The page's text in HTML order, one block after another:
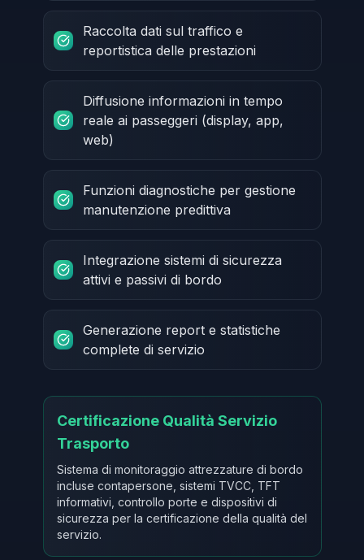
Raccolta dati sul traffico e
reportistica delle prestazioni
Diffusione informazioni in tempo
reale ai passeggeri (display, app,
web)
Funzioni diagnostiche per gestione
manutenzione predittiva
Integrazione sistemi di sicurezza
attivi e passivi di bordo
Generazione report e statistiche
complete di servizio
Certificazione Qualità Servizio
Trasporto
Sistema di monitoraggio attrezzature di bordo
incluse contapersone, sistemi TVCC, TFT
informativi, controllo porte e dispositivi di
sicurezza per la certificazione della qualità del
servizio.